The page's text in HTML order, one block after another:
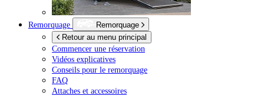
Remorquage
Remorquage
Retour au menu principal
Commencer une réservation
Vidéos explicatives
Conseils pour le remorquage
FAQ
Attaches et accessoires